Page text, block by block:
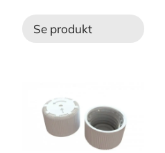
Se produkt